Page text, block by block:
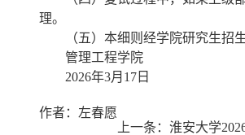
理。
（五）本细则经学院研究生
管理工程学院
2026年3月17日
作者：左春愿
上一条： 淮安大学